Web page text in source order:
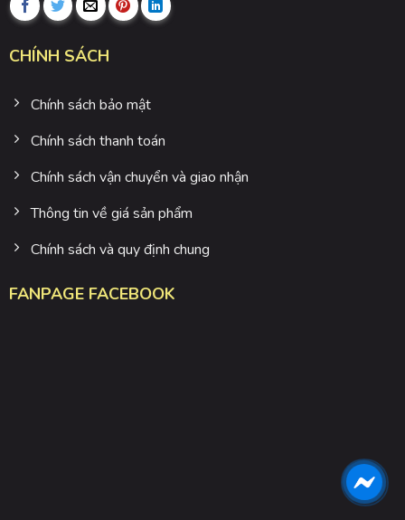
CHÍNH SÁCH
Chính sách bảo mật
Chính sách thanh toán
Chính sách vận chuyển và giao nhận
Thông tin về giá sản phẩm
Chính sách và quy định chung
FANPAGE FACEBOOK